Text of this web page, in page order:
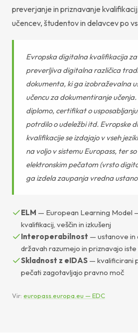
preverjanje in priznavanje
učencev, študentov in delavcev po
Evropska digitalna kvalifikacija za
preverljiva digitalna različica
dokumenta, ki ga izobraževalna
učencu za dokumentiranje
diplomo, certifikat o
potrdilo o udeležbi itd. Evropske
kvalifikacije se izdajajo v vseh
na voljo v sistemu Europass, ter
elektronskim pečatom (vrsto
ga izdela zaupanja vredna
ELM — European Learning Model
kvalifikacij, veščin in izkušenj
Interoperabilnost — ustanove in
državah razumejo in priznavajo
Skladnost z eIDAS — kvalificirani
pečati zagotavljajo pravno moč
Vir: europass.europa.eu — EDC